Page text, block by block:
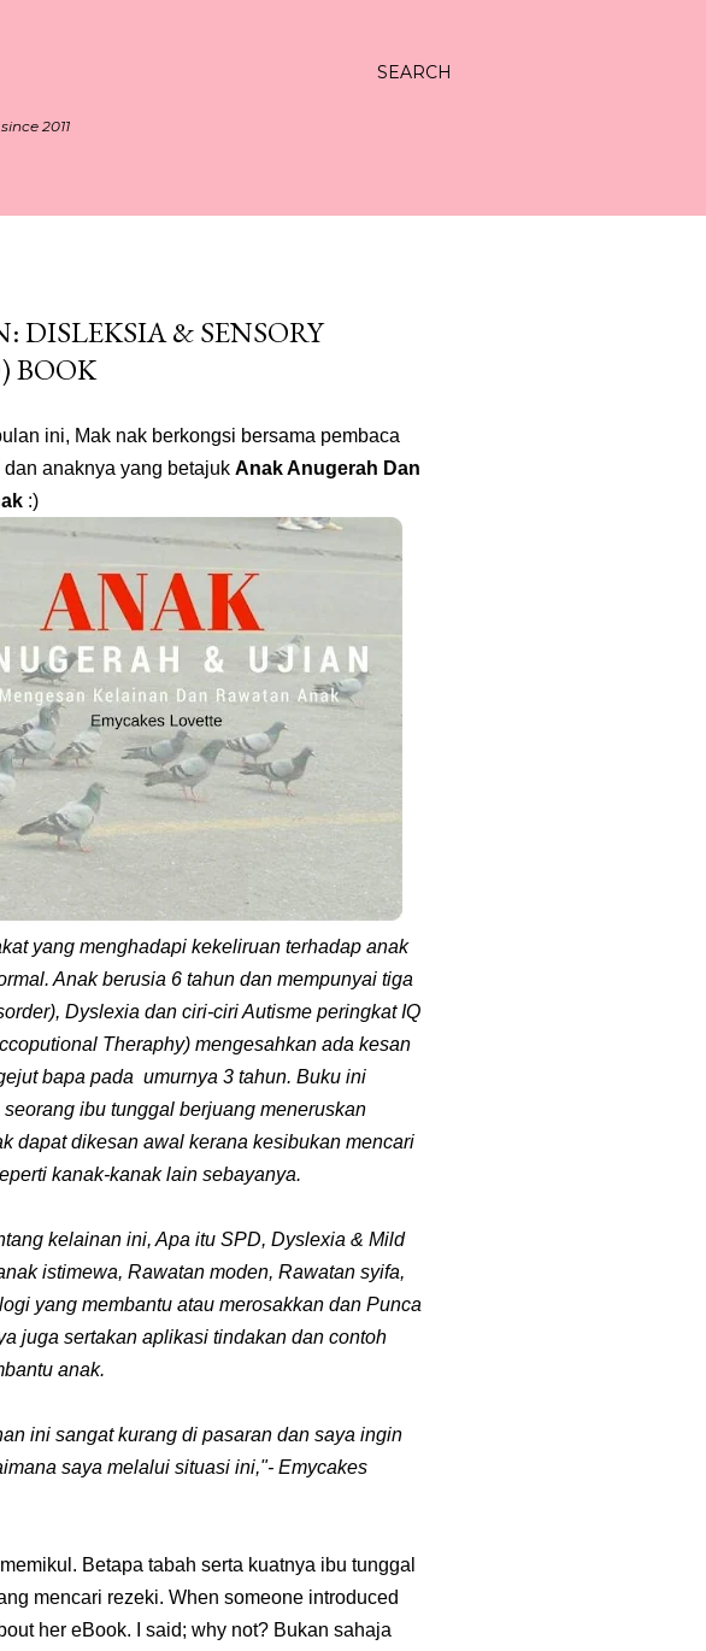
SEARCH
2011
& SENSORY
BOOK
ini, Mak nak berkongsi bersama pembaca
anaknya yang betajuk Anak Anugerah Dan
:)
yang menghadapi kekeliruan terhadap anak
Anak berusia 6 tahun dan mempunyai tiga
Dyslexia dan ciri-ciri Autisme peringkat IQ
Theraphy) mengesahkan ada kesan
bapa pada umurnya 3 tahun. Buku ini
ibu tunggal berjuang meneruskan
dapat dikesan awal kerana kesibukan mencari
kanak-kanak lain sebayanya.
kelainan ini, Apa itu SPD, Dyslexia & Mild
istimewa, Rawatan moden, Rawatan syifa,
yang membantu atau merosakkan dan Punca
juga sertakan aplikasi tindakan dan contoh
anak.
ini sangat kurang di pasaran dan saya ingin
saya melalui situasi ini,"- Emycakes
Betapa tabah serta kuatnya ibu tunggal
mencari rezeki. When someone introduced
her eBook. I said; why not? Bukan sahaja